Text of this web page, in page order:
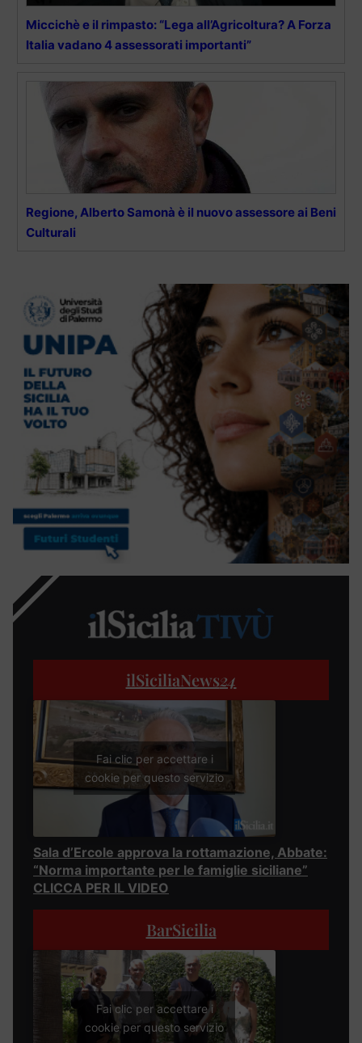
Miccichè e il rimpasto: “Lega all’Agricoltura? A Forza
Italia vadano 4 assessorati importanti”
Regione, Alberto Samonà è il nuovo assessore ai Beni
Culturali
ilSiciliaNews24
Fai clic per accettare i
cookie per questo servizio
Sala d’Ercole approva la rottamazione, Abbate:
“Norma importante per le famiglie siciliane”
CLICCA PER IL VIDEO
BarSicilia
Fai clic per accettare i
cookie per questo servizio